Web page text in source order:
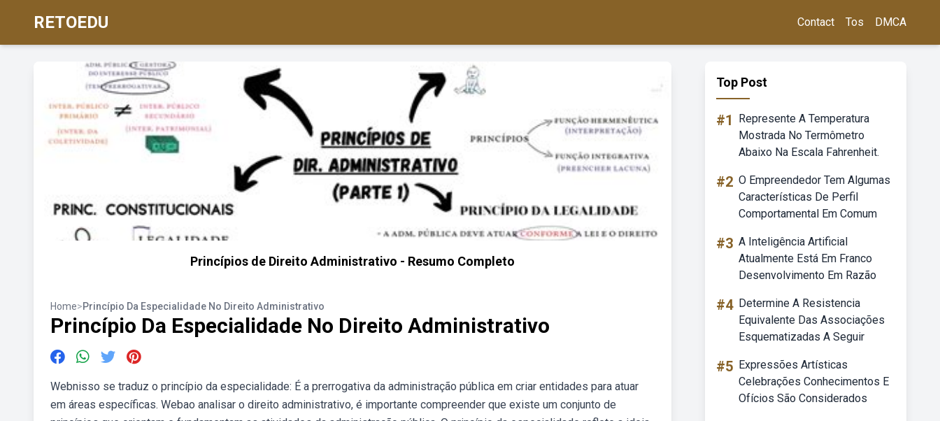
RETOEDU Contact Tos DMCA
Princípios de Direito Administrativo - Resumo Completo
Home>Princípio Da Especialidade No Direito Administrativo
Princípio Da Especialidade No Direito Administrativo
Webnisso se traduz o princípio da especialidade: É a prerrogativa da administração pública em criar entidades para atuar
em áreas específicas. Webao analisar o direito administrativo, é importante compreender que existe um conjunto de
Top Post
#1
Represente A Temperatura
Mostrada No Termômetro
Abaixo Na Escala Fahrenheit.
#2 O Empreendedor Tem Algumas
Características De Perfil
Comportamental Em Comum
#3 A Inteligência Artificial
Atualmente Está Em Franco
Desenvolvimento Em Razão
#4 Determine A Resistencia
Equivalente Das Associações
Esquematizadas A Seguir
#5 Expressões Artísticas
Celebrações Conhecimentos E
Ofícios São Considerados